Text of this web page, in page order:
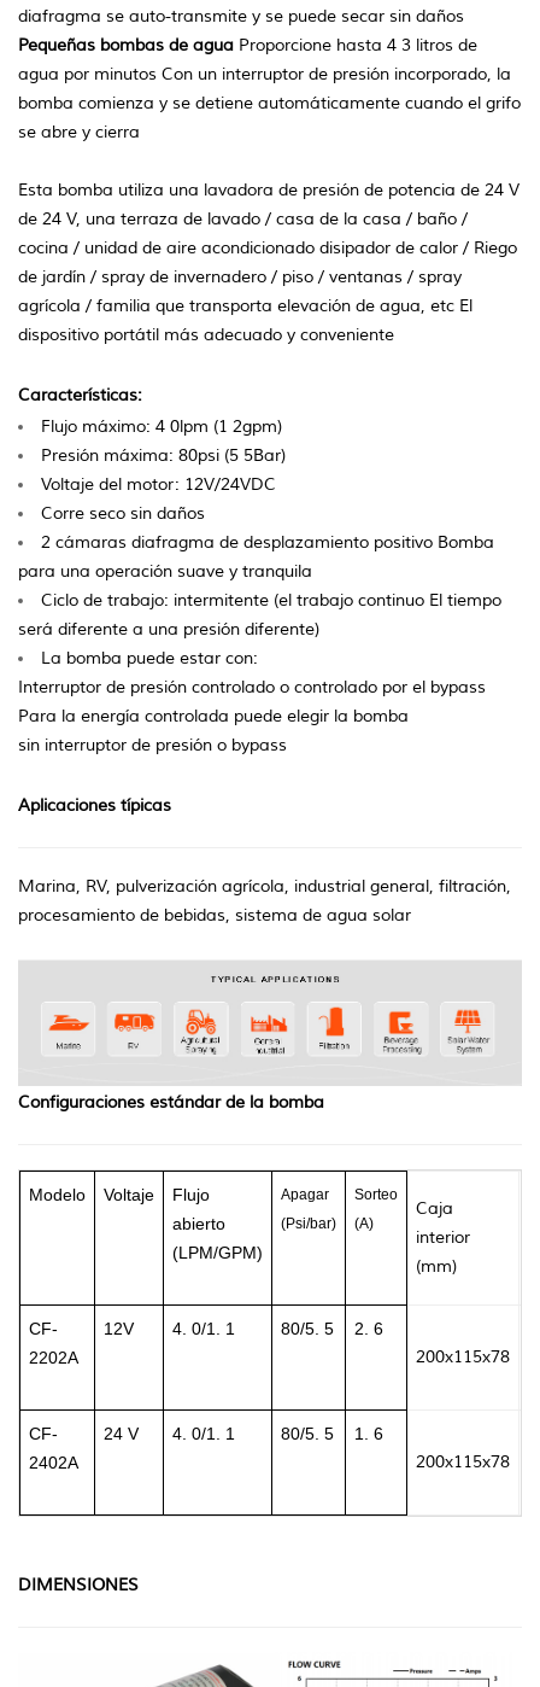
diafragma se auto-transmite y se puede secar sin daños
Pequeñas bombas de agua Proporcione hasta 4 3 litros de
agua por minutos Con un interruptor de presión incorporado, la
bomba comienza y se detiene automáticamente cuando el grifo
se abre y cierra
Esta bomba utiliza una lavadora de presión de potencia de 24 V
de 24 V, una terraza de lavado / casa de la casa / baño /
cocina / unidad de aire acondicionado disipador de calor / Riego
de jardín / spray de invernadero / piso / ventanas / spray
agrícola / familia que transporta elevación de agua, etc El
dispositivo portátil más adecuado y conveniente
Características:
Flujo máximo: 4 0lpm (1 2gpm)
Presión máxima: 80psi (5 5Bar)
Voltaje del motor: 12V/24VDC
Corre seco sin daños
2 cámaras diafragma de desplazamiento positivo Bomba
para una operación suave y tranquila
Ciclo de trabajo: intermitente (el trabajo continuo El tiempo
será diferente a una presión diferente)
La bomba puede estar con:
Interruptor de presión controlado o controlado por el bypass
Para la energía controlada puede elegir la bomba
sin interruptor de presión o bypass
Aplicaciones típicas
Marina, RV, pulverización agrícola, industrial general, filtración,
procesamiento de bebidas, sistema de agua solar
Configuraciones estándar de la bomba
Modelo Voltaje
Flujo
abierto
(LPM/GPM)
Apagar
(Psi/bar)
Sorteo
(A)
Caja
interior
(mm)
CF-
2202A
12V 4. 0/1. 1 80/5. 5 2. 6
200x115x78
CF-
2402A
24 V 4. 0/1. 1 80/5. 5 1. 6
200x115x78
DIMENSIONES